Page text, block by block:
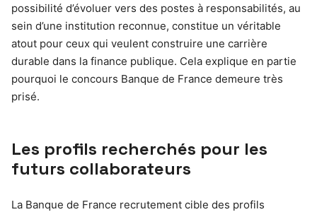
possibilité d’évoluer vers des postes à responsabilités, au
sein d’une institution reconnue, constitue un véritable
atout pour ceux qui veulent construire une carrière
durable dans la finance publique. Cela explique en partie
pourquoi le concours Banque de France demeure très
prisé.
Les profils recherchés pour les
futurs collaborateurs
La Banque de France recrutement cible des profils